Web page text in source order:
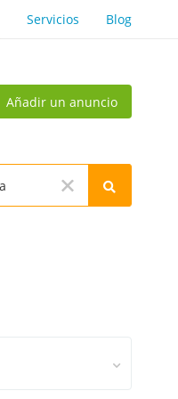
Servicios Blog
Añadir un anuncio